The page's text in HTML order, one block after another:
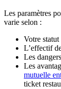
Les paramètres
varie selon :
Votre
L’effectif
Les
Les
mutuelle
ticket